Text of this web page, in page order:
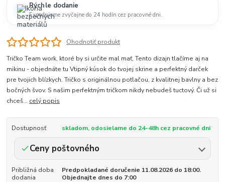
Rýchle dodanie
Expedujeme zvyčajne do 24 hodín cez pracovné dni.
Ohodnotiť produkt
Tričko Team work, ktoré by si určite mal mať, Tento dizajn tlačíme aj na
mikinu - objednáte tu Vtipný kúsok do tvojej skrine a perfektný darček
pre tvojich blízkych. Tričko s originálnou potlačou, z kvalitnej bavlny a bez
bočných švov. S našim perfektným tričkom nikdy nebudeš tuctový. Či už si
chceš... celý popis
Dostupnosť skladom, odosielame do 24-48h cez pracovné dni
Ceny poštovného
Približná doba
dodania
Predpokladané doručenie 11.08.2026 do 18:00.
Objednajte dnes do 7:00